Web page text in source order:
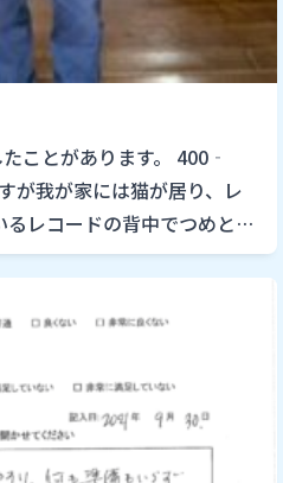
ことがあります。 400‐
が我が家には猫が居り、レ
レコードの背中でつめとぎ
買取っていただけるとは思